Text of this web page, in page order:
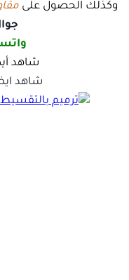
وكذلك الحصول على
شاهد
شاهد